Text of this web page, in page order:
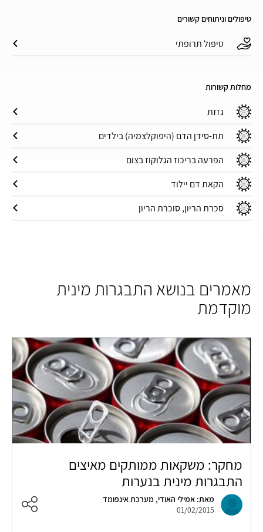
טיפולים וניתוחים קשורים
טיפול תרופתי
מחלות קשורות
גזזת
תת-סידן הדם (היפוקלצמיה) בילדים
הפרעה בריכוז הגלוקוז בצום
הקאת דם יילוד
סכרת הריון, סוכרת הריון
מאמרים בנושא התבגרות מינית
מוקדמת
מחקר: משקאות ממותקים מאיצים
התבגרות מינית בנערות
מאת: אמילי האודי, מערכת אינפומד
01/02/2015